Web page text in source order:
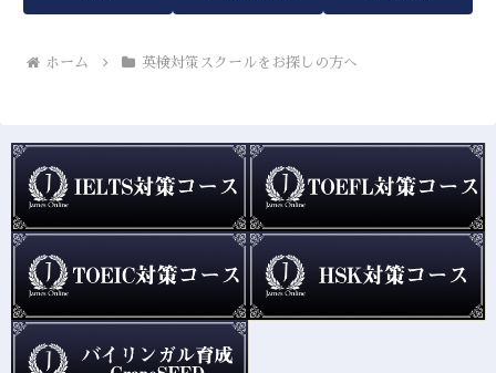
ホーム 英検対策スクールをお探しの方へ